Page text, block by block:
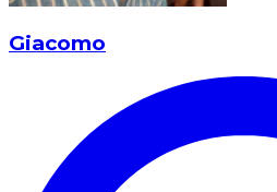
Giacomo